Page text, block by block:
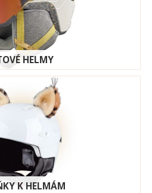
HELMY
K HELMÁM